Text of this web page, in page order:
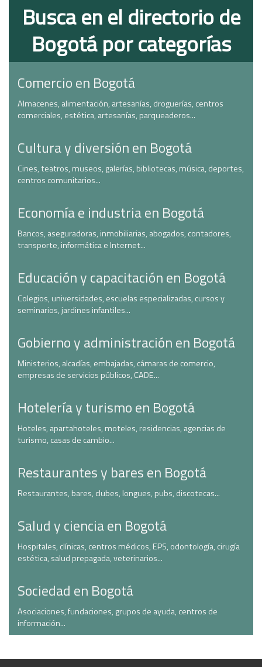
Busca en el directorio de
Bogotá por categorías
Comercio en Bogotá
Almacenes, alimentación, artesanías, droguerías, centros
comerciales, estética, artesanías, parqueaderos...
Cultura y diversión en Bogotá
Cines, teatros, museos, galerías, bibliotecas, música, deportes,
centros comunitarios...
Economía e industria en Bogotá
Bancos, aseguradoras, inmobiliarias, abogados, contadores,
transporte, informática e Internet...
Educación y capacitación en Bogotá
Colegios, universidades, escuelas especializadas, cursos y
seminarios, jardines infantiles...
Gobierno y administración en Bogotá
Ministerios, alcadías, embajadas, cámaras de comercio,
empresas de servicios públicos, CADE...
Hotelería y turismo en Bogotá
Hoteles, apartahoteles, moteles, residencias, agencias de
turismo, casas de cambio...
Restaurantes y bares en Bogotá
Restaurantes, bares, clubes, longues, pubs, discotecas...
Salud y ciencia en Bogotá
Hospitales, clínicas, centros médicos, EPS, odontología, cirugía
estética, salud prepagada, veterinarios...
Sociedad en Bogotá
Asociaciones, fundaciones, grupos de ayuda, centros de
información...